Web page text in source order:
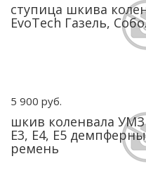
ступица шкива
EvoTech Газель,
5 900 руб.
шкив коленвала УМЗ
Е3, Е4, Е5
ремень